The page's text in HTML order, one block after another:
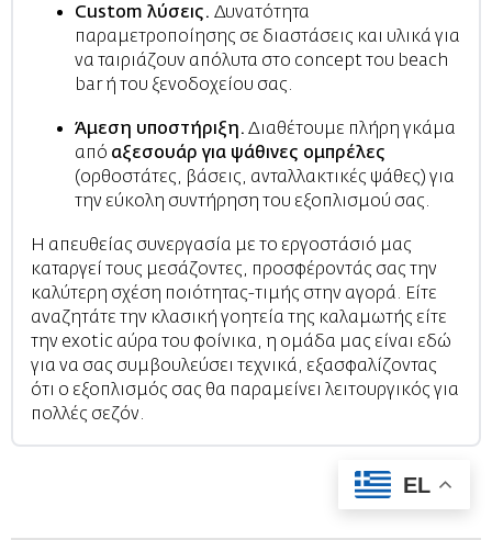
Custom λύσεις. Δυνατότητα
παραμετροποίησης σε διαστάσεις και υλικά για
να ταιριάζουν απόλυτα στο concept του beach
bar ή του ξενοδοχείου σας.
Άμεση υποστήριξη. Διαθέτουμε πλήρη γκάμα
από αξεσουάρ για ψάθινες ομπρέλες
(ορθοστάτες, βάσεις, ανταλλακτικές ψάθες) για
την εύκολη συντήρηση του εξοπλισμού σας.
Η απευθείας συνεργασία με το εργοστάσιό μας
καταργεί τους μεσάζοντες, προσφέροντάς σας την
καλύτερη σχέση ποιότητας-τιμής στην αγορά. Είτε
αναζητάτε την κλασική γοητεία της καλαμωτής είτε
την exotic αύρα του φοίνικα, η ομάδα μας είναι εδώ
για να σας συμβουλεύσει τεχνικά, εξασφαλίζοντας
ότι ο εξοπλισμός σας θα παραμείνει λειτουργικός για
πολλές σεζόν.
EL